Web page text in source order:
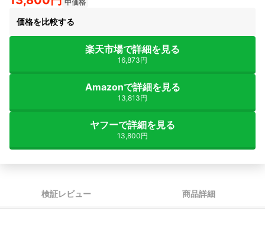
中価格
価格を比較する
楽天市場で詳細を見る
16,873円
Amazonで詳細を見る
13,813円
ヤフーで詳細を見る
13,800円
検証レビュー 商品詳細